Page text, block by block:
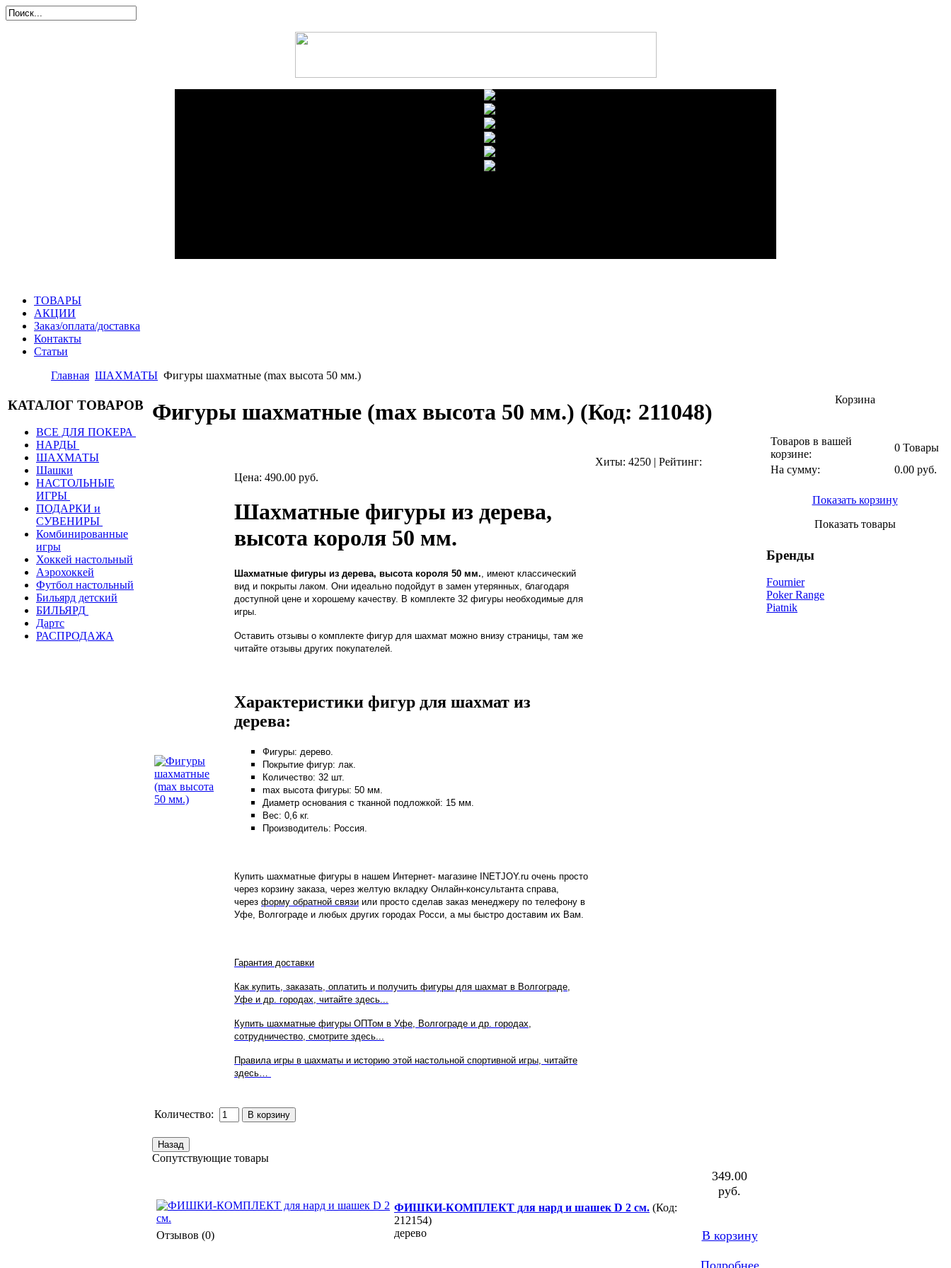
ТОВАРЫ
АКЦИИ
Заказ/оплата/доставка
Контакты
Статьи
Главная ШАХМАТЫ Фигуры шахматные (max высота 50 мм.)
КАТАЛОГ ТОВАРОВ
ВСЕ ДЛЯ ПОКЕРА
НАРДЫ
ШАХМАТЫ
Шашки
НАСТОЛЬНЫЕ
ИГРЫ
ПОДАРКИ и
СУВЕНИРЫ
Комбинированные
игры
Хоккей настольный
Аэрохоккей
Футбол настольный
Бильярд детский
БИЛЬЯРД
Дартс
РАСПРОДАЖА
Фигуры шахматные (max высота 50 мм.) (Код: 211048)
Хиты: 4250 | Рейтинг:
Цена: 490.00 руб.
Шахматные фигуры из дерева,
высота короля 50 мм.
Шахматные фигуры из дерева, высота короля 50 мм. , имеют классический
вид и покрыты лаком. Они идеально подойдут в замен утерянных, благодаря
доступной цене и хорошему качеству. В комплекте 32 фигуры необходимые для
игры.
Оставить отзывы о комплекте фигур для шахмат можно внизу страницы, там же
читайте отзывы других покупателей.
Характеристики фигур для шахмат из
дерева:
Фигуры: дерево.
Покрытие фигур: лак.
Количество: 32 шт.
max высота фигуры: 50 мм.
Диаметр основания с тканной подложкой: 15 мм.
Вес: 0,6 кг.
Производитель: Россия.
Купить шахматные фигуры в нашем Интернет- магазине INETJOY.ru очень просто
через корзину заказа, через желтую вкладку Онлайн-консультанта справа,
через форму обратной связи или просто сделав заказ менеджеру по телефону в
Уфе, Волгограде и любых других городах Росси, а мы быстро доставим их Вам.
Гарантия доставки
Как купить, заказать, оплатить и получить фигуры для шахмат в Волгограде
Уфе и др. городах, читайте здесь...
Купить шахматные фигуры ОПТом в Уфе, Волгограде и др. городах,
сотрудничество, смотрите здесь...
Правила игры в шахматы и историю этой настольной спортивной игры, читайте
здесь…
Количество:
Сопутствующие товары
Отзывов (0)
ФИШКИ-КОМПЛЕКТ для нард и шашек D 2 см. (Код:
212154)
дерево
349.00
руб.
В корзину
Подробнее
Корзина
Товаров в вашей
корзине:
0 Товары
На сумму:
0.00 руб.
Показать корзину
Показать товары
Бренды
Fournier
Poker Range
Piatnik